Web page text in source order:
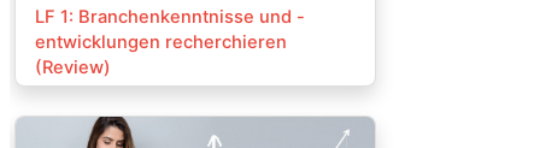
Kurs:
LF 1: Branchenkenntnisse und -
entwicklungen recherchieren
(Review)